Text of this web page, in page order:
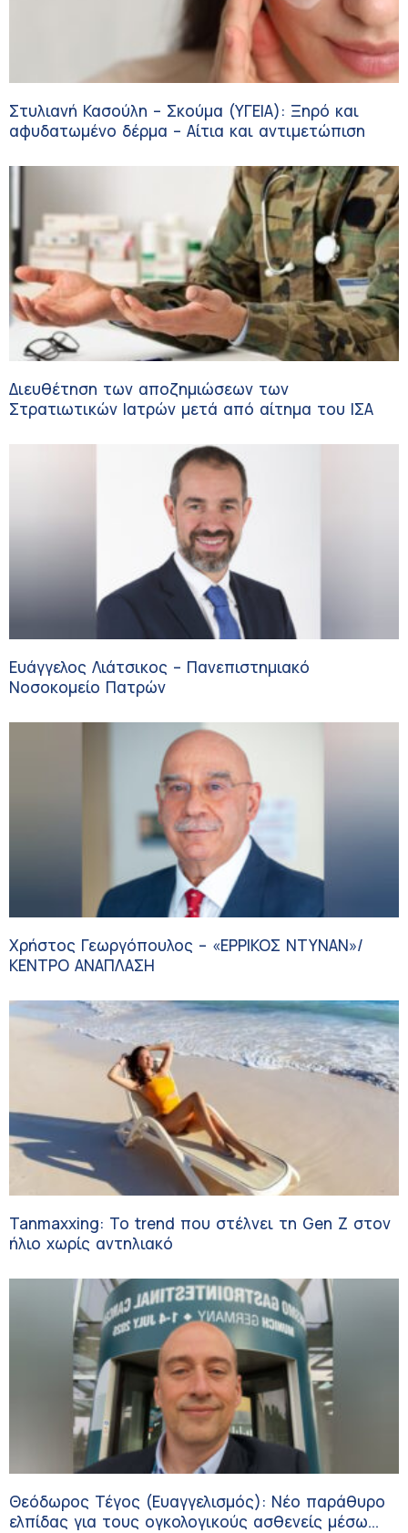
Στυλιανή Κασούλη – Σκούμα (ΥΓΕΙΑ): Ξηρό και
αφυδατωμένο δέρμα – Αίτια και αντιμετώπιση
Διευθέτηση των αποζημιώσεων των
Στρατιωτικών Ιατρών μετά από αίτημα του ΙΣΑ
Ευάγγελος Λιάτσικος – Πανεπιστημιακό
Νοσοκομείο Πατρών
Χρήστος Γεωργόπουλος – «ΕΡΡΙΚΟΣ ΝΤΥΝΑΝ»/
ΚΕΝΤΡΟ ΑΝΑΠΛΑΣΗ
Tanmaxxing: To trend που στέλνει τη Gen Z στον
ήλιο χωρίς αντηλιακό
Θεόδωρος Τέγος (Ευαγγελισμός): Νέο παράθυρο
ελπίδας για τους ογκολογικούς ασθενείς μέσω